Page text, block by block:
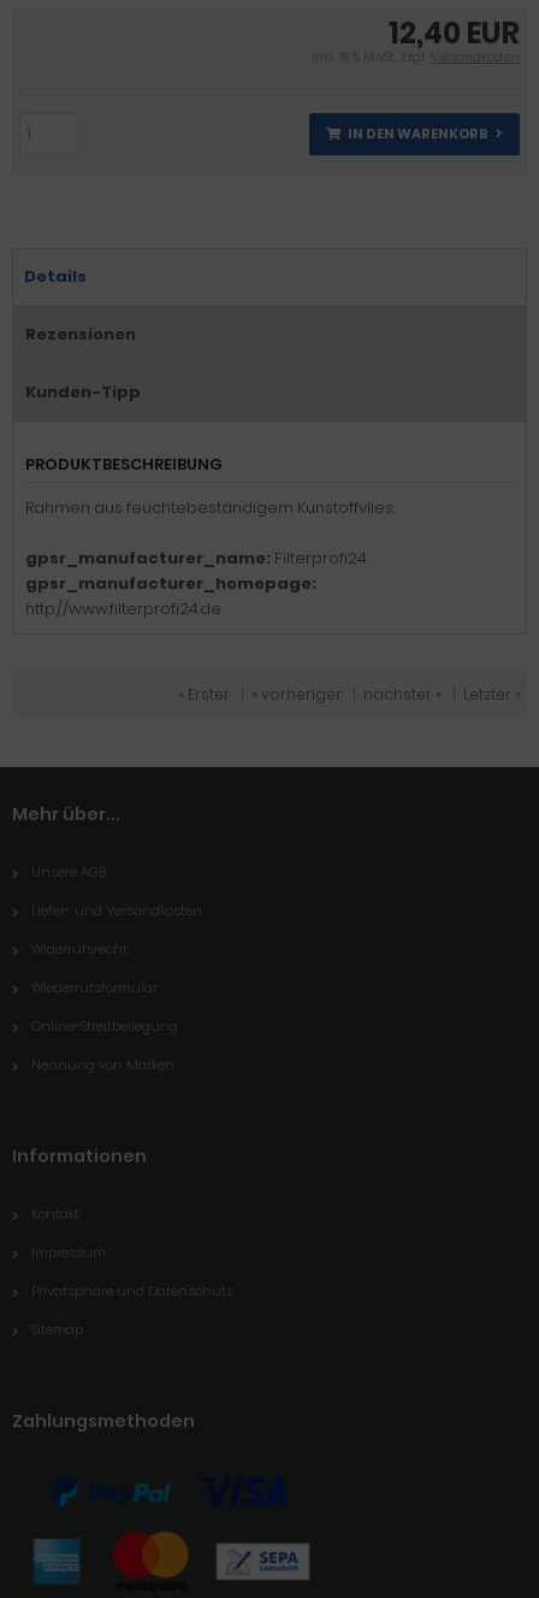
12,40 EUR
inkl. 19 % MwSt. zzgl. Versandkosten
IN DEN WARENKORB
Details
Rezensionen
Kunden-Tipp
PRODUKTBESCHREIBUNG
Rahmen aus feuchtebeständigem Kunstoffvlies.
gpsr_manufacturer_name: Filterprofi24
gpsr_manufacturer_homepage:
http://www.filterprofi24.de
« Erster « vorheriger nächster » Letzter »
Mehr über...
Unsere AGB
Liefer- und Versandkosten
Widerrufsrecht
Wiederrufsformular
Online-Streitbeilegung
Nennung von Marken
Informationen
Kontakt
Impressum
Privatsphäre und Datenschutz
Sitemap
Zahlungsmethoden